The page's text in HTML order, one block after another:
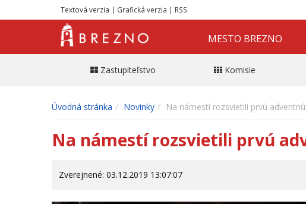
Textová verzia | Grafická verzia | RSS
MESTO BREZNO
Zastupiteľstvo Komisie
Úvodná stránka Novinky Na námestí rozsvietili prvú
Na námestí rozsvietili prvú
Zverejnené: 03.12.2019 13:07:07